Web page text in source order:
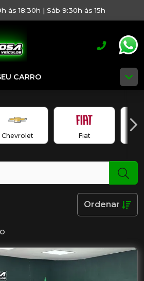
às 18:30h | Sáb 9:30h às 15h
CARRO
Chevrolet Fiat
Ordenar